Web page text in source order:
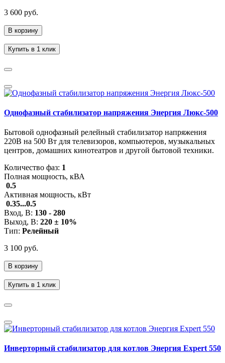
3 600 руб.
В корзину
Купить в 1 клик
Однофазный стабилизатор напряжения Энергия Люкс-500
Бытовой однофазный релейный стабилизатор напряжения
220В на 500 Вт для телевизоров, компьютеров, музыкальных
центров, домашних кинотеатров и другой бытовой техники.
Количество фаз: 1
Полная мощность, кВА
0.5
Активная мощность, кВт
0.35...0.5
Вход, В: 130 - 280
Выход, В: 220 ± 10%
Тип: Релейный
3 100 руб.
В корзину
Купить в 1 клик
Инверторный стабилизатор для котлов Энергия Expert 550